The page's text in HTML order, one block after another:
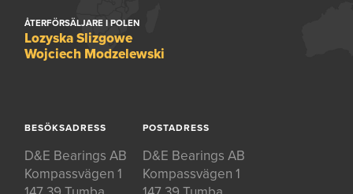
ÅTERFÖRSÄLJARE I POLEN
Lozyska Slizgowe
Wojciech Modzelewski
BESÖKSADRESS
D&E Bearings AB
Kompassvägen 1
POSTADRESS
D&E Bearings AB
Kompassvägen 1